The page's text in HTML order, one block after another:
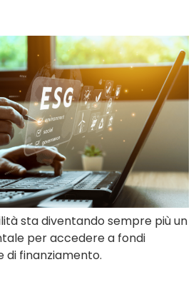
sta diventando sempre più un
per accedere a fondi
finanziamento.